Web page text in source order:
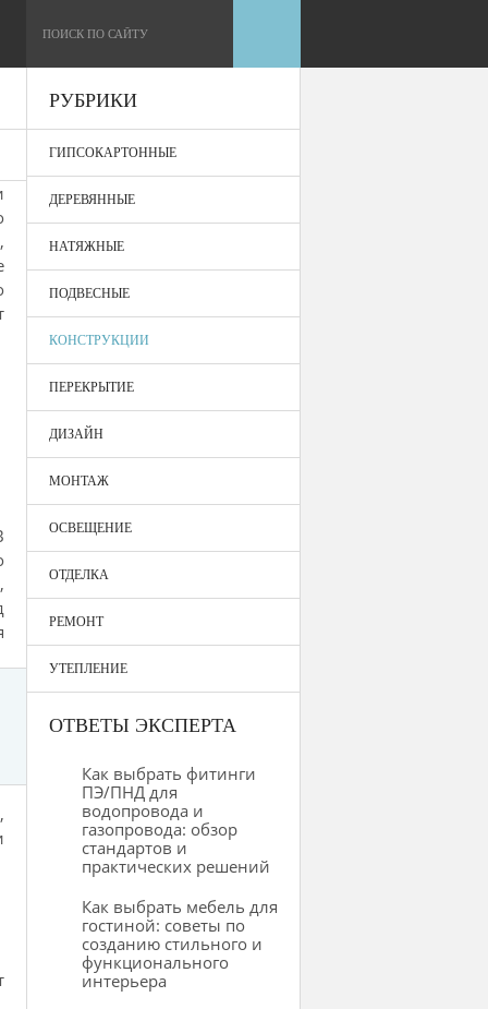
,
,
РУБРИКИ
ГИПСОКАРТОННЫЕ
ДЕРЕВЯННЫЕ
НАТЯЖНЫЕ
ПОДВЕСНЫЕ
КОНСТРУКЦИИ
ПЕРЕКРЫТИЕ
ДИЗАЙН
МОНТАЖ
ОСВЕЩЕНИЕ
ОТДЕЛКА
РЕМОНТ
УТЕПЛЕНИЕ
ОТВЕТЫ ЭКСПЕРТА
Как выбрать фитинги
ПЭ/ПНД для
водопровода и
газопровода: обзор
стандартов и
практических решений
Как выбрать мебель для
гостиной: советы по
созданию стильного и
функционального
интерьера